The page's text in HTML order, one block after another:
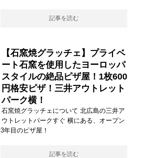
記事を読む
【石窯焼グラッチェ】プライベ
ート石窯を使用したヨーロッパ
スタイルの絶品ピザ屋！1枚600
円格安ピザ！三井アウトレット
パーク横！
石窯焼グラッチェについて 北広島の三井ア
ウトレットパークすぐ 横にある、オープン
3年目のピザ屋！
記事を読む